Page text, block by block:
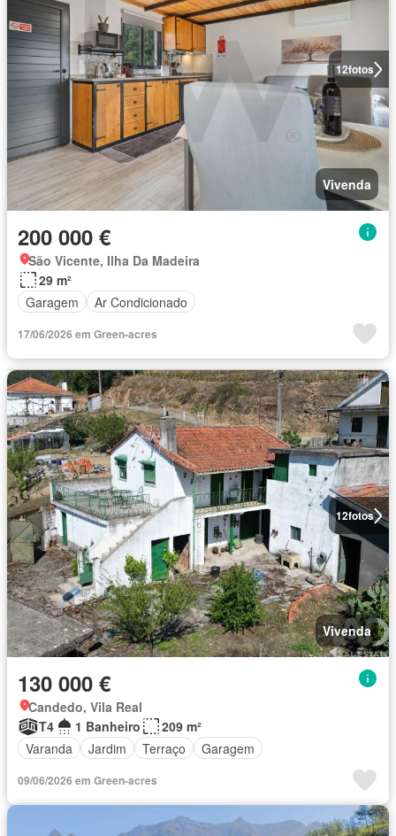
12fotos
Vivenda
200 000 €
São Vicente, Ilha Da Madeira
29 m²
Garagem
Ar Condicionado
17/06/2026 em Green-acres
12fotos
Vivenda
130 000 €
Candedo, Vila Real
T4
1 Banheiro
209 m²
Varanda
Jardim Terraço Garagem
09/06/2026 em Green-acres